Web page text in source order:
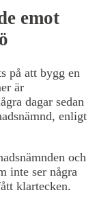
emot
på att bygg en
är
dagar sedan
enligt
och
inte ser några
klartecken.